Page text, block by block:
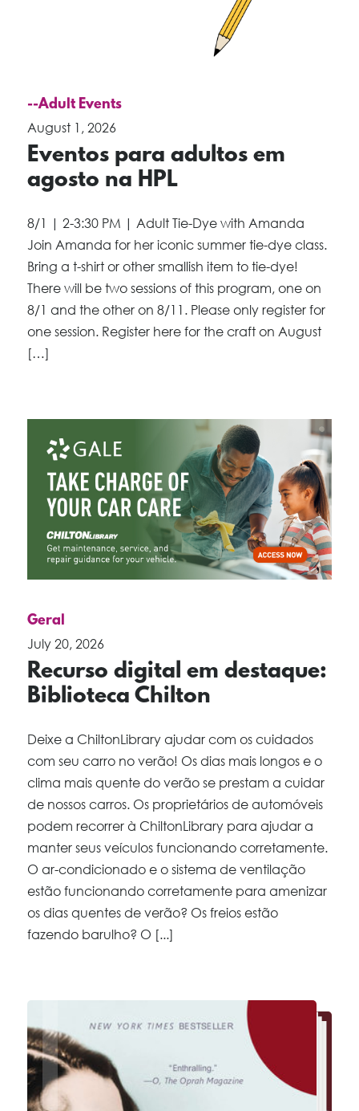
--Adult Events
August 1, 2026
Eventos para adultos em
agosto na HPL
8/1 | 2-3:30 PM | Adult Tie-Dye with Amanda
Join Amanda for her iconic summer tie-dye class.
Bring a t-shirt or other smallish item to tie-dye!
There will be two sessions of this program, one on
8/1 and the other on 8/11. Please only register for
one session. Register here for the craft on August
[…]
Geral
July 20, 2026
Recurso digital em destaque:
Biblioteca Chilton
Deixe a ChiltonLibrary ajudar com os cuidados
com seu carro no verão! Os dias mais longos e o
clima mais quente do verão se prestam a cuidar
de nossos carros. Os proprietários de automóveis
podem recorrer à ChiltonLibrary para ajudar a
manter seus veículos funcionando corretamente.
O ar-condicionado e o sistema de ventilação
estão funcionando corretamente para amenizar
os dias quentes de verão? Os freios estão
fazendo barulho? O [...]